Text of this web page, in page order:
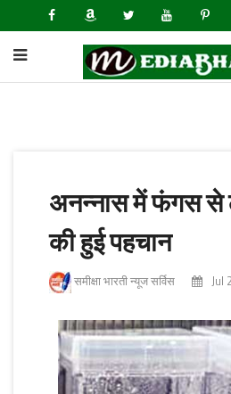
अनन्नास में फंगस से
की हुई पहचान
समीक्षा भारती न्यूज सर्विस Jul